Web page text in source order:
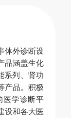
体外诊断设
品涵盖生化
系列、肾功
产品。积极
学诊断平
设和各大医